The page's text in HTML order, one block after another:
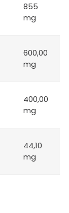
855
mg
600,00
mg
400,00
mg
44,10
mg